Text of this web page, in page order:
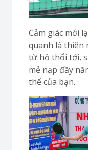
Cảm giác mới
quanh là thiên
từ hồ thổi tới,
mẻ nạp đầy
thể của bạn.